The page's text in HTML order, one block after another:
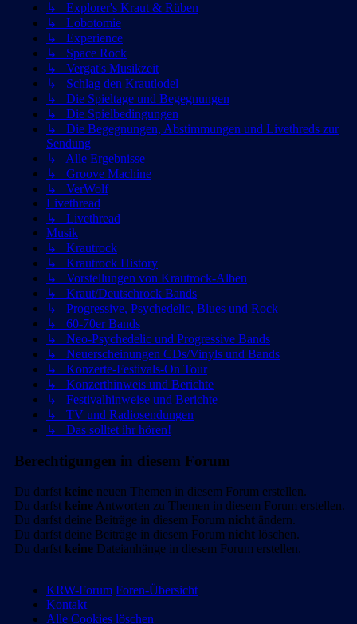
↳ Explorer's Kraut & Rüben
↳ Lobotomie
↳ Experience
↳ Space Rock
↳ Vergat's Musikzeit
↳ Schlag den Krautlodel
↳ Die Spieltage und Begegnungen
↳ Die Spielbedingungen
↳ Die Begegnungen, Abstimmungen und Livethreds zur
Sendung
↳ Alle Ergebnisse
↳ Groove Machine
↳ VerWolf
Livethread
↳ Livethread
Musik
↳ Krautrock
↳ Krautrock History
↳ Vorstellungen von Krautrock-Alben
↳ Kraut/Deutschrock Bands
↳ Progressive, Psychedelic, Blues und Rock
↳ 60-70er Bands
↳ Neo-Psychedelic und Progressive Bands
↳ Neuerscheinungen CDs/Vinyls und Bands
↳ Konzerte-Festivals-On Tour
↳ Konzerthinweis und Berichte
↳ Festivalhinweise und Berichte
↳ TV und Radiosendungen
↳ Das solltet ihr hören!
Berechtigungen in diesem Forum
Du darfst keine neuen Themen in diesem Forum erstellen.
Du darfst keineAntworten zu Themen in diesem Forum erstellen.
Du darfst deine Beiträge in diesem Forum nicht ändern.
Du darfst deine Beiträge in diesem Forum nicht löschen.
Du darfst keine Dateianhänge in diesem Forum erstellen.
KRW-Forum Foren-Übersicht
Kontakt
Alle Cookies löschen